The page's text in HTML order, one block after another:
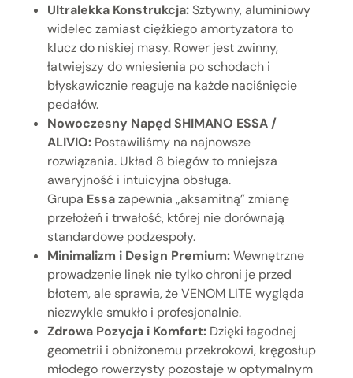
Ultralekka Konstrukcja:Sztywny, aluminiowy
widelec zamiast ciężkiego amortyzatora to
klucz do niskiej masy. Rower jest zwinny,
łatwiejszy do wniesienia po schodach i
błyskawicznie reaguje na każde naciśnięcie
pedałów.
Nowoczesny Napęd SHIMANO ESSA /
ALIVIO: Postawiliśmy na najnowsze
rozwiązania. Układ 8 biegów to mniejsza
awaryjność i intuicyjna obsługa.
Grupa Essazapewnia „aksamitną” zmianę
przełożeń i trwałość, której nie dorównają
standardowe podzespoły.
Minimalizm i Design Premium:Wewnętrzne
prowadzenie linek nie tylko chroni je przed
błotem, ale sprawia, że VENOM LITE wygląda
niezwykle smukło i profesjonalnie.
Zdrowa Pozycja i Komfort: Dzięki łagodnej
geometrii i obniżonemu przekrokowi, kręgosłup
młodego rowerzysty pozostaje w optymalnym